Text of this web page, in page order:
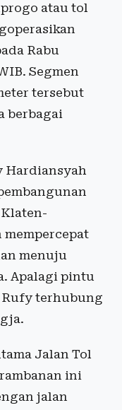
atau tol
Rabu
Segmen
tersebut
berbagai
Hardiansyah
mempercepat
menuju
Apalagi pintu
terhubung
Jalan Tol
ini
jalan